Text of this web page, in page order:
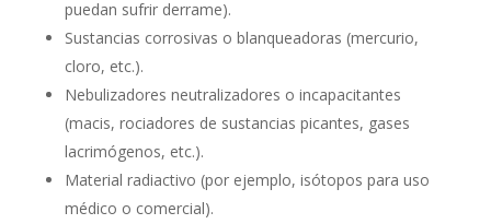
puedan sufrir derrame).
Sustancias corrosivas o blanqueadoras (mercurio,
cloro, etc.).
Nebulizadores neutralizadores o incapacitantes
(macis, rociadores de sustancias picantes, gases
lacrimógenos, etc.).
Material radiactivo (por ejemplo, isótopos para uso
médico o comercial).